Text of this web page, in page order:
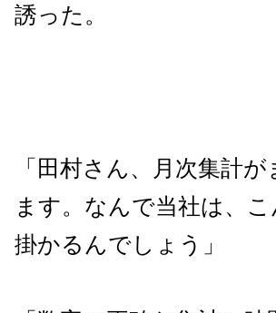
誘った。
「田村さん、月次集計
ます。なんで当社は、
掛かるんでしょう」